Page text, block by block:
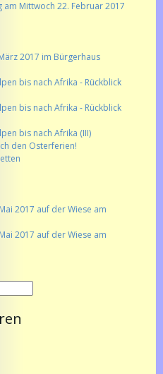
Mittwoch 22. Februar 2017
2017 im Bürgerhaus
bis nach Afrika - Rückblick
bis nach Afrika - Rückblick
bis nach Afrika (III)
den Osterferien!
2017 auf der Wiese am
2017 auf der Wiese am